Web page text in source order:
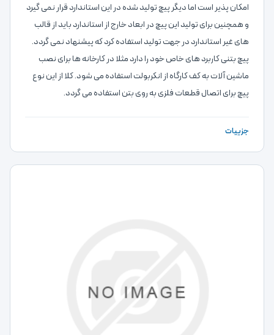
امکان پذیر است اما دیگر پیچ تولید شده در این استاندارد قرار نمی گیرد
و همچنین برای تولید این پیچ در ابعاد خارج از استاندارد باید از قالب
های غیر استاندارد در جهت تولید استفاده کرد که پیشنهاد نمی گردد.
پیچ بتنی کاربرد های خاص خود را دارد مثلا در کارخانه ها برای نصب
ماشین آلات به کف کارگاه از انکربولت استفاده می شود. کلا از این نوع
پیچ برای اتصال قطعات فلزی به روی بتن استفاده می گردد.
جزییات